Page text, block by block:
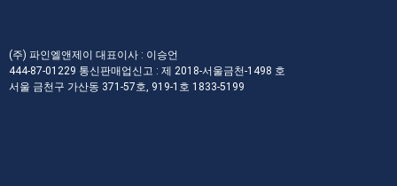
(주) 파인엘앤제이 대표이사 : 이승언
444-87-01229 통신판매업신고 : 제 2018-서울금천-1498 호
서울 금천구 가산동 371-57호, 919-1호 1833-5199